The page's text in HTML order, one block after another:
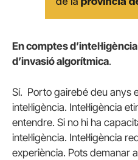
En comptes
d’invasió algorítmica.
Sí. Porto gairebé deu anys
intel·ligència. Intel·ligència
entendre. Si no hi ha
intel·ligència. Intel·ligència
experiència. Pots demanar